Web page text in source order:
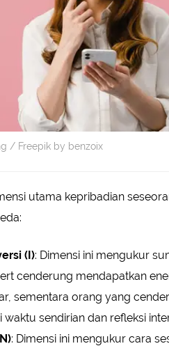
/ Freepik by benzoix
utama kepribadian
(I): Dimensi ini mengukur
cenderung mendapatkan
sementara orang yang
sendirian dan refleksi
: Dimensi ini mengukur cara